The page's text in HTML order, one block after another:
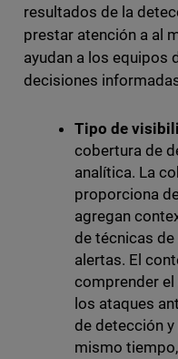
resultados de la
prestar atención a al
ayudan a los equipos
decisiones
Tipo de
cobertura de
analítica. La
proporciona
agregan
de técnicas
alertas. El
comprender
los ataques
de detección
mismo